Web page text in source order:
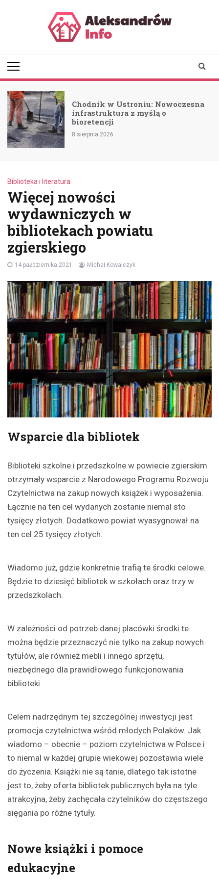
Chodnik w Ustroniu: Nowoczesna
infrastruktura z myślą o
bioretencji
8 sierpnia 2026
Biblioteka i literatura
Więcej nowości
wydawniczych w
bibliotekach powiatu
zgierskiego
14 października 2021 Michał Kowalczyk
Wsparcie dla bibliotek
Biblioteki szkolne i przedszkolne w powiecie zgierskim
otrzymały wsparcie z Narodowego Programu Rozwoju
Czytelnictwa na zakup nowych książek i wyposażenia.
Łącznie na ten cel wydanych zostanie niemal sto
tysięcy złotych. Dodatkowo powiat wyasygnował na
ten cel 25 tysięcy złotych.
Wiadomo już, gdzie konkretnie trafią te środki celowe.
Będzie to dziesięć bibliotek w szkołach oraz trzy w
przedszkolach.
W zależności od potrzeb danej placówki środki te
można będzie przeznaczyć nie tylko na zakup nowych
tytułów, ale również mebli i innego sprzętu,
niezbędnego dla prawidłowego funkcjonowania
biblioteki.
Celem nadrzędnym tej szczególnej inwestycji jest
promocja czytelnictwa wśród młodych Polaków. Jak
wiadomo – obecnie – poziom czytelnictwa w Polsce i
to niemal w każdej grupie wiekowej pozostawia wiele
do życzenia. Książki nie są tanie, dlatego tak istotne
jest to, żeby oferta bibliotek publicznych była na tyle
atrakcyjna, żeby zachęcała czytelników do częstszego
sięgania po różne tytuły.
Nowe książki i pomoce
edukacyjne